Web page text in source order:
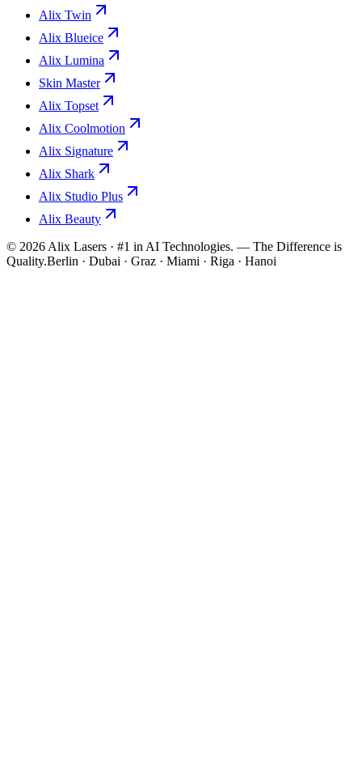
Alix Twin
Alix Blueice
Alix Lumina
Skin Master
Alix Topset
Alix Coolmotion
Alix Signature
Alix Shark
Alix Studio Plus
Alix Beauty
© 2026 Alix Lasers · #1 in AI Technologies. — The Difference is
Quality.Berlin · Dubai · Graz · Miami · Riga · Hanoi